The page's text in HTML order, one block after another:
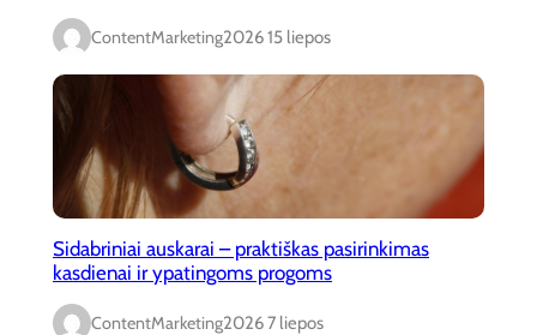
ContentMarketing2026 15 liepos
Sidabriniai auskarai – praktiškas pasirinkimas
kasdienai ir ypatingoms progoms
ContentMarketing2026 7 liepos